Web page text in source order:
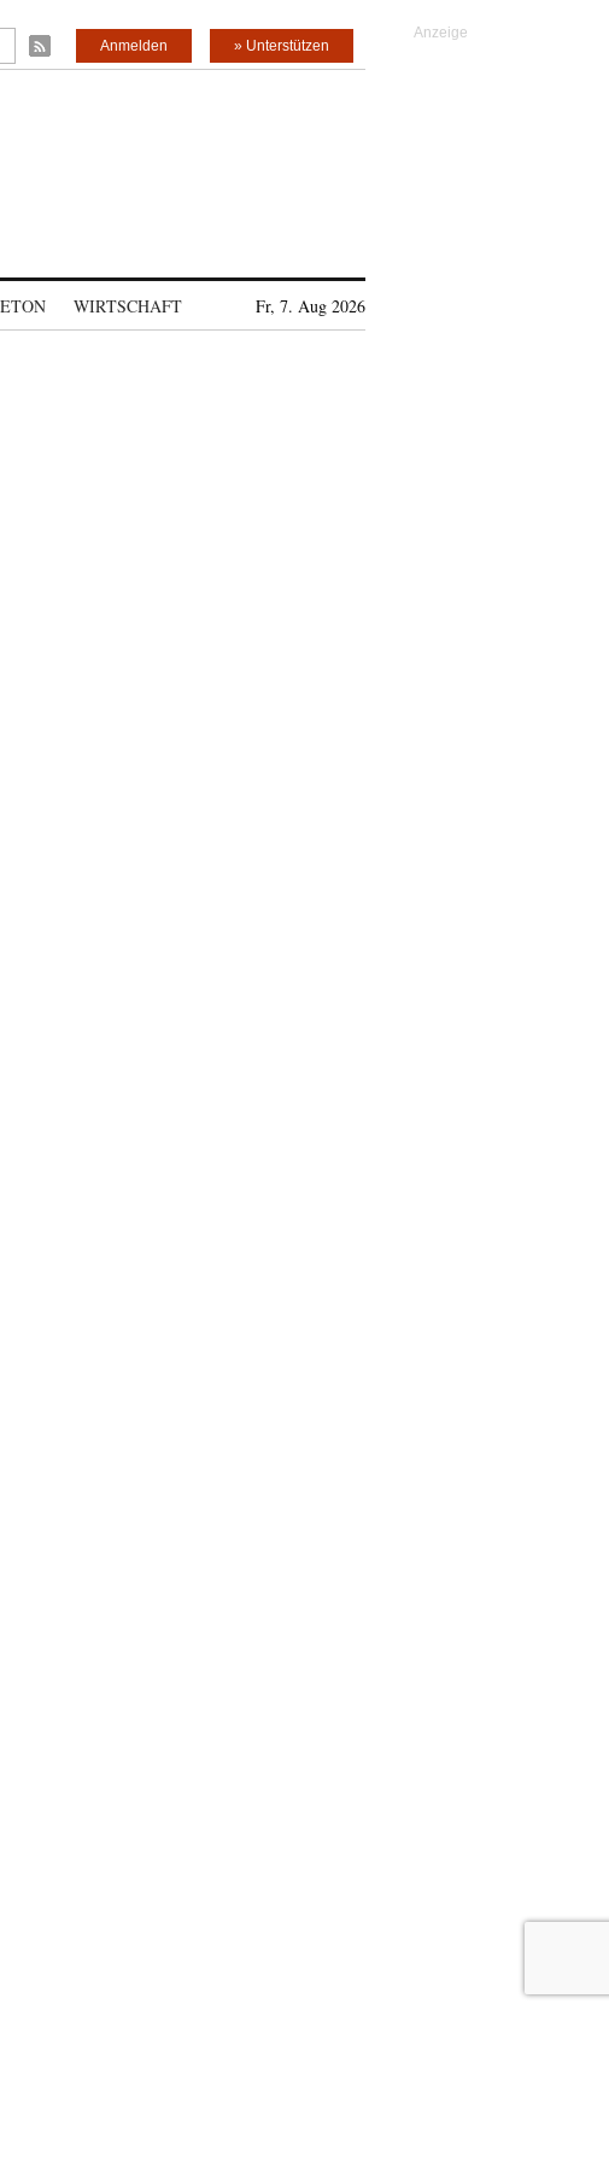
» Unterstützen
Anmelden
WIRTSCHAFT Fr, 7. Aug 2026